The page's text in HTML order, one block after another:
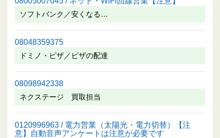
ソフトバンク／安くなる…
08048359375
ドミノ・ピザ／ピザの配達
08098942338
ネクステージ 買取担当
0120996963 / 電力営業（太陽光・電力切替）【注
意】自動音声アンケートは注意が必要です